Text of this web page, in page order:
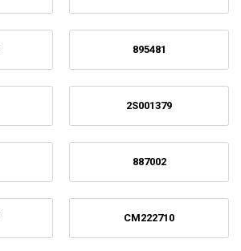
895481
2S001379
887002
CM222710